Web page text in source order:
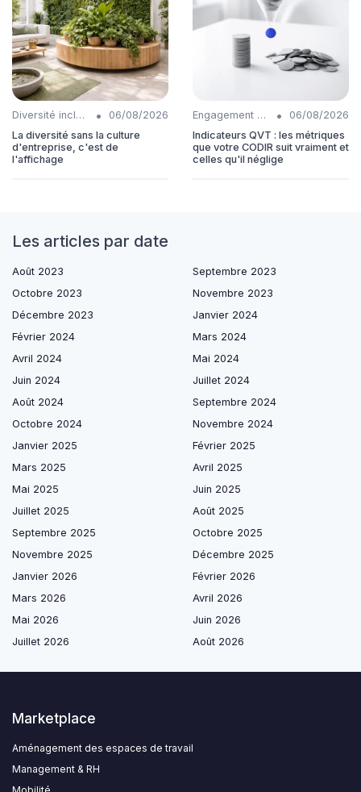
Diversité inclusion •
06/08/2026
La diversité sans la culture
d'entreprise, c'est de
l'affichage
Engagement collaborateurs •
06/08/2026
Indicateurs QVT : les métriques
que votre CODIR suit vraiment et
celles qu'il néglige
Les articles par date
Août 2023
Septembre 2023
Octobre 2023
Novembre 2023
Décembre 2023
Janvier 2024
Février 2024
Mars 2024
Avril 2024
Mai 2024
Juin 2024
Juillet 2024
Août 2024
Septembre 2024
Octobre 2024
Novembre 2024
Janvier 2025
Février 2025
Mars 2025
Avril 2025
Mai 2025
Juin 2025
Juillet 2025
Août 2025
Septembre 2025
Octobre 2025
Novembre 2025
Décembre 2025
Janvier 2026
Février 2026
Mars 2026
Avril 2026
Mai 2026
Juin 2026
Juillet 2026
Août 2026
Marketplace
Aménagement des espaces de travail
Management & RH